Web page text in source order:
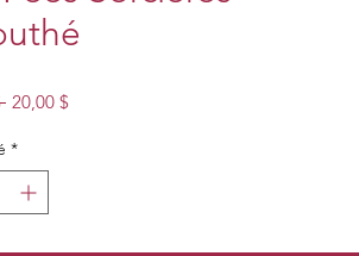
Prix
20,00 $
*